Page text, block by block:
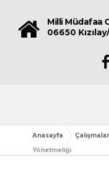
Milli Müdafaa
06650
Anasayfa
Yönetmeliği